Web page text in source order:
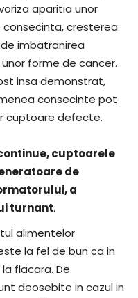
aparitia unor
consecinta, cresterea
imbatranirea
forme de cancer.
insa demonstrat,
consecinte pot
cuptoare defecte.
cuptoarele
de
a
turnant.
alimentelor
la fel de bun ca in
flacara. De
deosebite in cazul in